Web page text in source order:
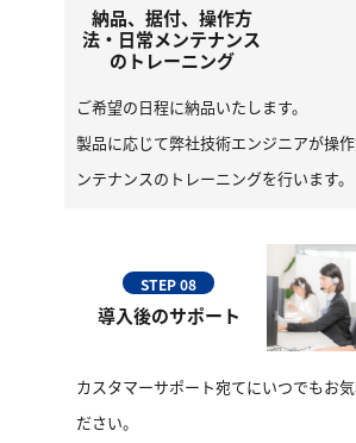
納品、据付、操作方
法・日常メンテナンス
のトレーニング
ご希望の日程に納品いたします。
製品に応じて弊社技術エンジニアが操
ンテナンスのトレーニングを行います。
STEP 08
導入後のサポート
カスタマーサポート宛てにいつでもお
ださい。